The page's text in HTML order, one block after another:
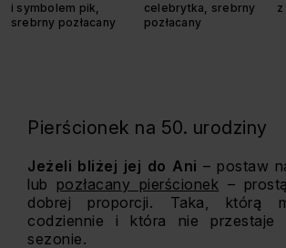
i symbolem pik,
srebrny pozłacany
celebrytka, srebrny
pozłacany
z
Pierścionek na 50. urodziny
Jeżeli bliżej jej do Ani– postaw
lub pozłacany pierścionek –
dobrej proporcji. Taka, którą
codziennie i która nie przestaje
sezonie.